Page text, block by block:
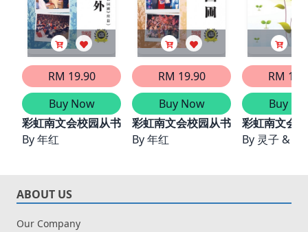
RM 19.90
Buy Now
彩虹南文会校园从书系列——校园内外
By年红
RM 19.90
Buy Now
彩虹南文会校园从书系列——文教
By年红
RM
Buy
彩虹南文会
By 灵子 & 碧
ABOUT US
Our Company